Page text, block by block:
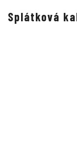
Splátková